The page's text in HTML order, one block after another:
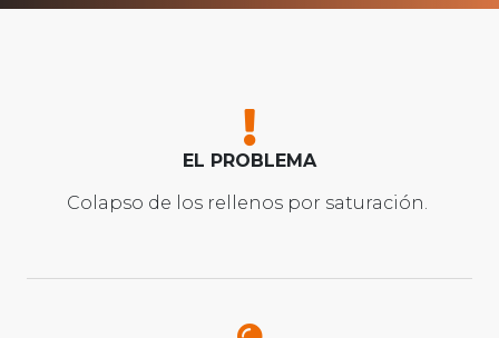
EL PROBLEMA
Colapso de los rellenos por saturación.